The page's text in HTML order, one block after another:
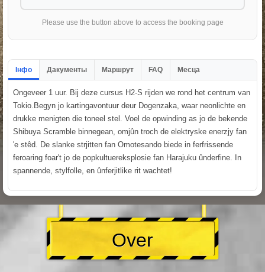
Please use the button above to access the booking page
Інфо Дакументы Маршрут FAQ Месца
Ongeveer 1 uur. Bij deze cursus H2-S rijden we rond het centrum van
Tokio.Begyn jo kartingavontuur deur Dogenzaka, waar neonlichte en
drukke menigten die toneel stel. Voel de opwinding as jo de bekende
Shibuya Scramble binnegean, omjûn troch de elektryske enerzjy fan
'e stêd. De slanke strjitten fan Omotesando biede in ferfrissende
feroaring foar't jo de popkultuereksplosie fan Harajuku ûnderfine. In
spannende, stylfolle, en ûnferjitlike rit wachtet!
Over